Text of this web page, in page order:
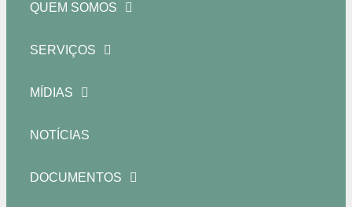
QUEM SOMOS
SERVIÇOS
MÍDIAS
NOTÍCIAS
DOCUMENTOS